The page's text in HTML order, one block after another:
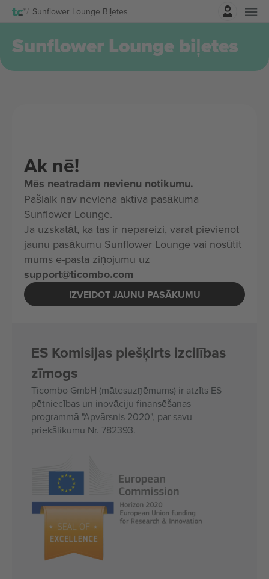
Sunflower Lounge Biļetes
Sunflower Lounge biļetes
Ak nē!
Mēs neatradām nevienu notikumu.
Pašlaik nav neviena aktīva pasākuma
Sunflower Lounge.
Ja uzskatāt, ka tas ir nepareizi, varat pievienot
jaunu pasākumu Sunflower Lounge vai nosūtīt
mums e-pasta ziņojumu uz
support@ticombo.com
IZVEIDOT JAUNU PASĀKUMU
ES Komisijas piešķirts izcilības
zīmogs
Ticombo GmbH (mātesuzņēmums) ir atzīts ES
pētniecības un inovāciju finansēšanas
programmā "Apvārsnis 2020", par savu
priekšlikumu Nr. 782393.